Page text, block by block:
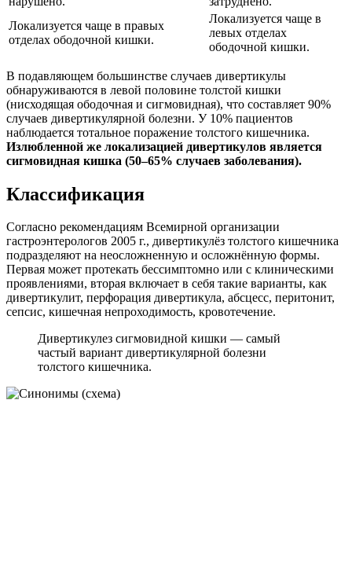
Локализуется чаще в правых
отделах ободочной кишки.
Локализуется чаще в
левых отделах
ободочной кишки.
В подавляющем большинстве случаев дивертикулы
обнаруживаются в левой половине толстой кишки
(нисходящая ободочная и сигмовидная), что составляет 90%
случаев дивертикулярной болезни. У 10% пациентов
наблюдается тотальное поражение толстого кишечника.
Излюбленной же локализацией дивертикулов является
сигмовидная кишка (50–65% случаев заболевания).
Классификация
Согласно рекомендациям Всемирной организации
гастроэнтерологов 2005 г., дивертикулёз толстого кишечника
подразделяют на неосложненную и осложнённую формы.
Первая может протекать бессимптомно или с клиническими
проявлениями, вторая включает в себя такие варианты, как
дивертикулит, перфорация дивертикула, абсцесс, перитонит,
сепсис, кишечная непроходимость, кровотечение.
Дивертикулез сигмовидной кишки — самый
частый вариант дивертикулярной болезни
толстого кишечника.